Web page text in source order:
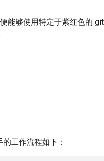
能够使用特定于紫红色的 git
工作流程如下：